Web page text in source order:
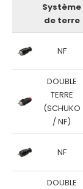
Système
de terre
NF
DOUBLE
TERRE
(SCHUKO
/ NF)
NF
DOUBLE